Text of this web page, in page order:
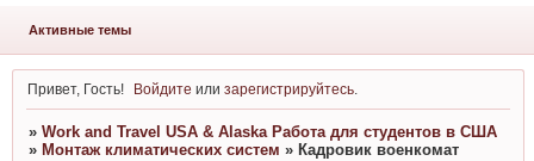
Активные темы
Привет, Гость! Войдите илизарегистрируйтесь
» Work and Travel USA & Alaska Работа для студентов в США
» Монтаж климатических систем » Кадровик военкомат